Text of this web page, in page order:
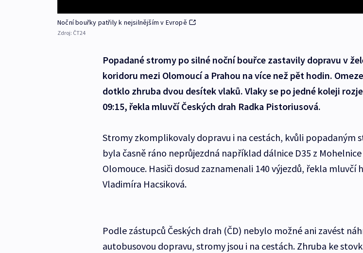
Noční bouřky patřily k nejsilnějším v Evropě
Zdroj: ČT24
Popadané stromy po silné noční bouřce zastavily dopravu v
koridoru mezi Olomoucí a Prahou na více než pět hodin.
dotklo zhruba dvou desítek vlaků. Vlaky se po jedné koleji
09:15, řekla mluvčí Českých drah Radka Pistoriusová.
Stromy zkomplikovaly dopravu i na cestách, kvůli popadaným
byla časně ráno neprůjezdná například dálnice D35 z
Olomouce. Hasiči dosud zaznamenali 140 výjezdů, řekla mluvčí
Vladimíra Hacsiková.
Podle zástupců Českých drah (ČD) nebylo možné ani zavést
autobusovou dopravu, stromy jsou i na cestách. Zhruba ke